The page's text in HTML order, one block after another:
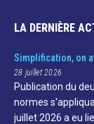
LA DERNIÈRE
Simplification, on
28 juillet 2026
Publication du
normes
juillet 2026 a eu